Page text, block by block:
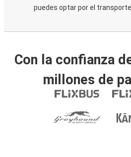
puedes optar por el
Con la confianza
millones de